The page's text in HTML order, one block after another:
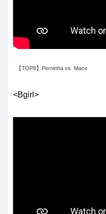
【TOP8】Perninha vs. Mace
<Bgirl>